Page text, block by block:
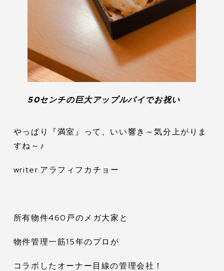
50センチの巨大アップルパイでお祝い
やっぱり『満室』って、いい響き～気分上がりま
すね～♪
writer.アラフィフカチョー
所有物件460戸のメガ大家と
物件管理一筋15年のプロが
コラボしたオーナー目線の管理会社！